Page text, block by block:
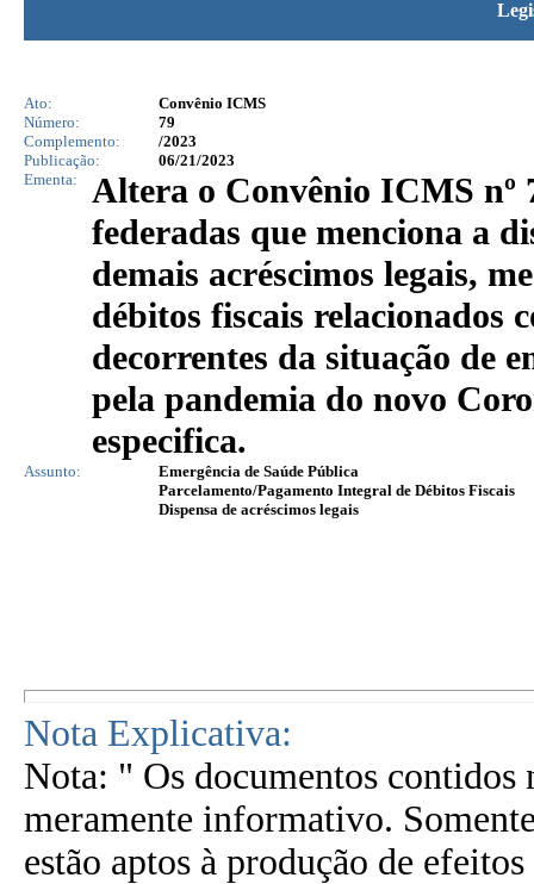
Ato:
Convênio ICMS
Número:
79
Complemento:
/2023
Publicação:
06/21/2023
Ementa:
Altera o Convênio ICMS nº
federadas que menciona a
demais acréscimos legais,
débitos fiscais relacionados
decorrentes da situação de
pela pandemia do novo
especifica.
Assunto:
Emergência de Saúde Pública
Parcelamento/Pagamento Integral de Débitos Fiscais
Dispensa de acréscimos legais
Nota Explicativa:
Nota: " Os documentos contidos
meramente informativo.
estão aptos à produção de